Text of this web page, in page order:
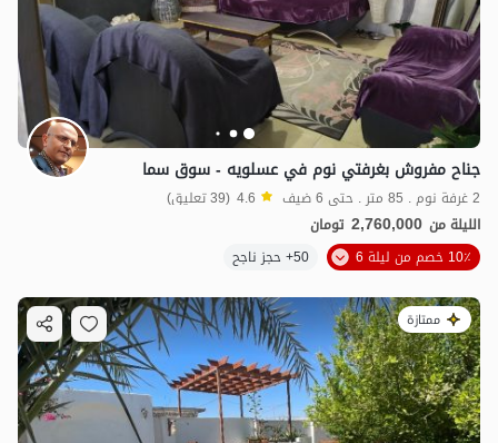
جناح مفروش بغرفتي نوم في عسلويه - سوق سما
2 غرفة نوم . 85 متر . حتى 6 ضيف 4.6 (39 تعليق)
الليلة من 2,760,000 تومان
10٪ خصم من ليلة 6
50+ حجز ناجح
ممتازة